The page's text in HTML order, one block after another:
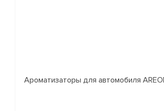
Ароматизаторы для автомобиля